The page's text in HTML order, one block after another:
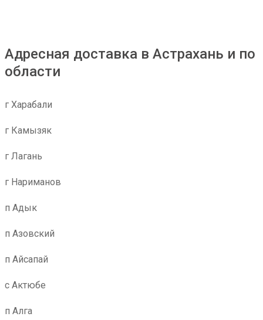
Адресная доставка в Астрахань и по
области
г Харабали
г Камызяк
г Лагань
г Нариманов
п Адык
п Азовский
п Айсапай
с Актюбе
п Алга